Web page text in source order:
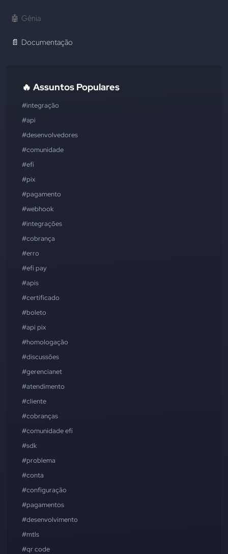
🤖 Gênia
📄 Documentação
🔥 Assuntos Populares
#integração
#api
#desenvolvedores
#comunidade
#efí
#pix
#pagamento
#webhook
#integrações
#cobrança
#erro
#efí pay
#apis
#certificado
#boleto
#api pix
#homologação
#discussões
#gerencianet
#atendimento
#cliente
#cobranças
#comunidade efí
#sdk
#problema
#conta
#configuração
#pagamentos
#desenvolvimento
#mtls
#qr code